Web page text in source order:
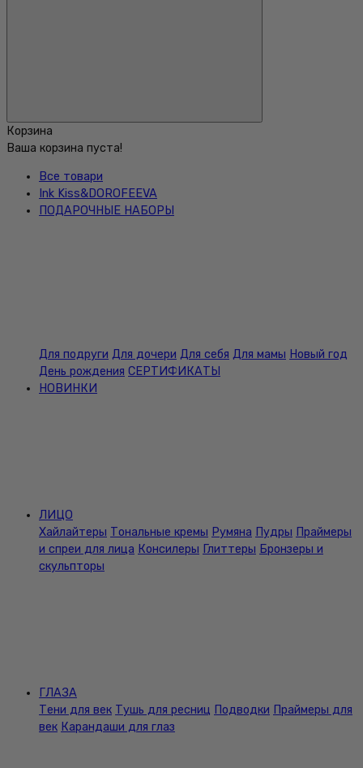
Корзина
Ваша корзина пуста!
Все товари
Ink Kiss&DOROFEEVA
ПОДАРОЧНЫЕ НАБОРЫ
Для подруги Для дочери Для себя Для мамы Новый год
День рождения СЕРТИФИКАТЫ
НОВИНКИ
ЛИЦО
Хайлайтеры Тональные кремы Румяна Пудры Праймеры
и спреи для лица Консилеры Глиттеры Бронзеры и
скульпторы
ГЛАЗА
Тени для век Тушь для ресниц Подводки Праймеры для
век Карандаши для глаз